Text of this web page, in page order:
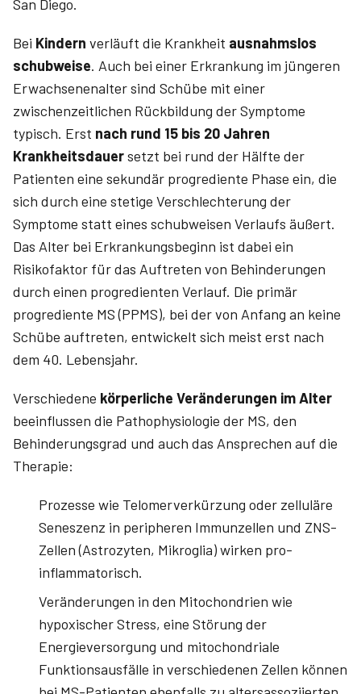
San Diego.
Bei Kindern verläuft die Krankheit ausnahmslos
schubweise. Auch bei einer Erkrankung im jüngeren
Erwachsenenalter sind Schübe mit einer
zwischenzeitlichen Rückbildung der Symptome
typisch. Erst nach rund 15 bis 20 Jahren
Krankheitsdauersetzt bei rund der Hälfte der
Patienten eine sekundär progrediente Phase ein, die
sich durch eine stetige Verschlechterung der
Symptome statt eines schubweisen Verlaufs äußert.
Das Alter bei Erkrankungsbeginn ist dabei ein
Risikofaktor für das Auftreten von Behinderungen
durch einen progredienten Verlauf. Die primär
progrediente MS (PPMS), bei der von Anfang an keine
Schübe auftreten, entwickelt sich meist erst nach
dem 40. Lebensjahr.
Verschiedene körperliche Veränderungen im Alter
beeinflussen die Pathophysiologie der MS, den
Behinderungsgrad und auch das Ansprechen auf die
Therapie:
Prozesse wie Telomerverkürzung oder zelluläre
Seneszenz in peripheren Immunzellen und ZNS-
Zellen (Astrozyten, Mikroglia) wirken pro­
inflammatorisch.
Veränderungen in den Mitochondrien wie
hypoxischer Stress, eine Störung der
Energieversorgung und mitochondriale
Funktionsausfälle in verschiedenen Zellen können